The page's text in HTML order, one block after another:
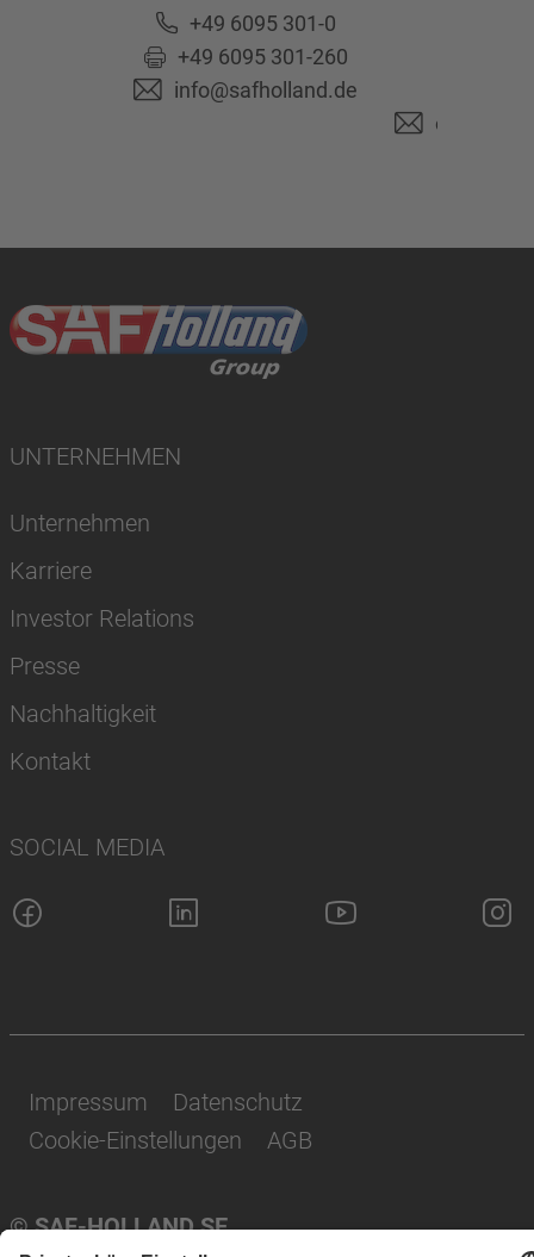
+49 6095 301-0
+49 6095 301-260
info@safholland.de
UNTERNEHMEN
Unternehmen
Karriere
Investor Relations
Presse
Nachhaltigkeit
Kontakt
SOCIAL MEDIA
© SAF-HOLLAND SE
Impressum
Datenschutz
Cookie-Einstellungen
AGB